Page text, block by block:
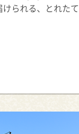
られる、とれたて